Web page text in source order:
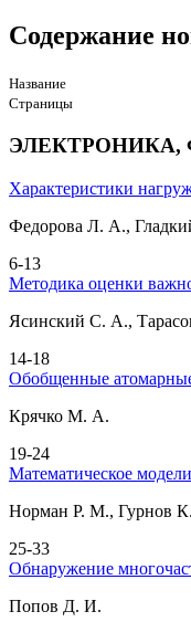
Содержание
Название
Страницы
ЭЛЕКТРОНИКА,
Характеристики
Федорова Л. А.,
6-13
Методика оценки
Ясинский С. А.,
14-18
Обобщенные
Крячко М. А.
19-24
Математическое
Норман Р. М., Гурнов
25-33
Обнаружение
Попов Д. И.